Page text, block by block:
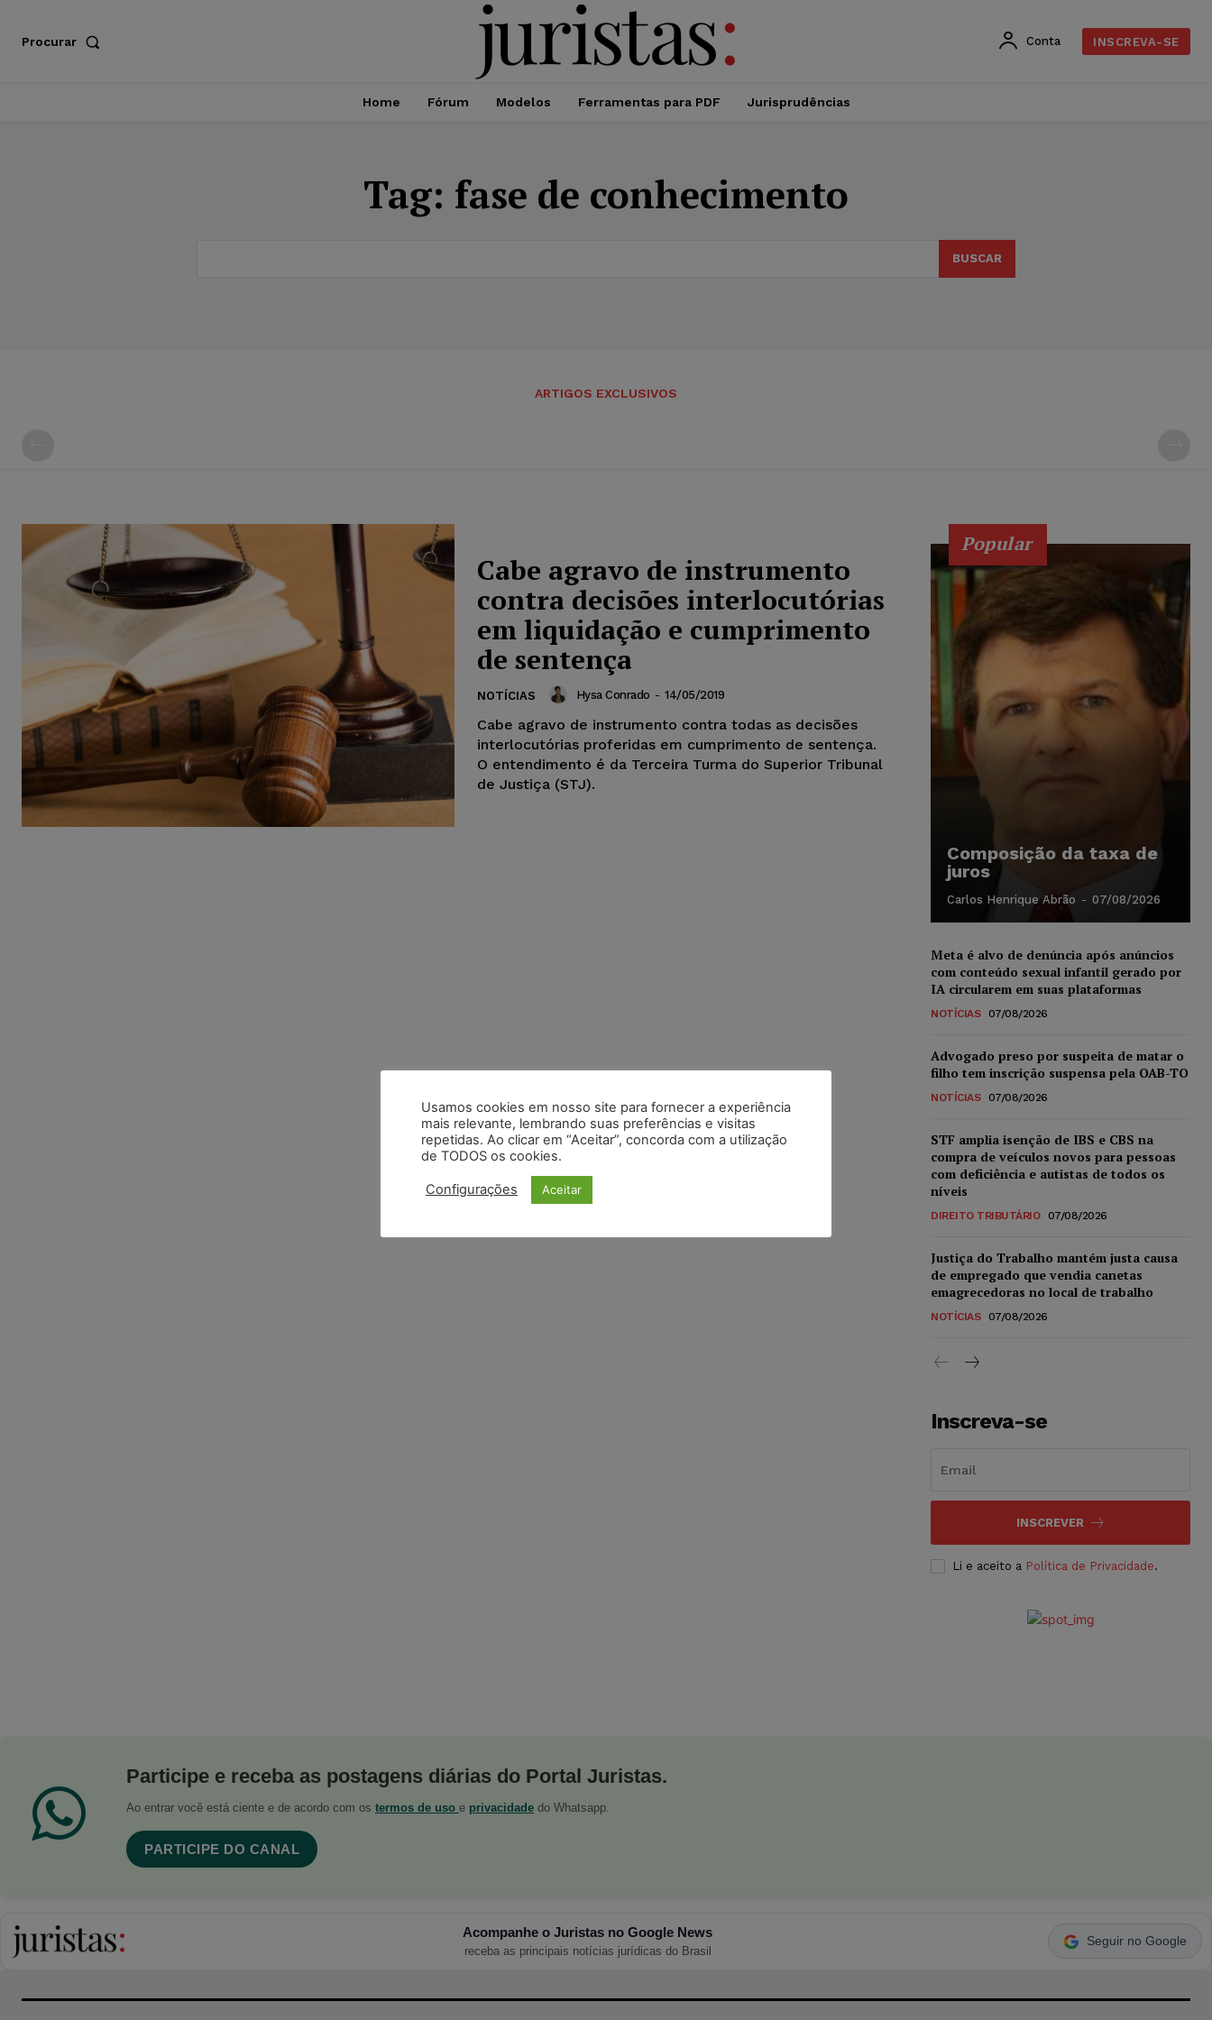
Procurar Conta INSCREVA-SE
Home Fórum Modelos Ferramentas para PDF Jurisprudências
Tag: fase de conhecimento
BUSCAR
ARTIGOS EXCLUSIVOS
Cabe agravo de instrumento
contra decisões interlocutórias
em liquidação e cumprimento
de sentença
NOTÍCIAS Hysa Conrado - 14/05/2019
Cabe agravo de instrumento contra todas as decisões
interlocutórias proferidas em cumprimento de sentença.
O entendimento é da Terceira Turma do Superior Tribunal
de Justiça (STJ).
Popular
Composição da taxa de
juros
Carlos Henrique Abrão - 07/08/2026
Meta é alvo de denúncia após anúncios
com conteúdo sexual infantil gerado por
IA circularem em suas plataformas
NOTÍCIAS 07/08/2026
Advogado preso por suspeita de matar o
filho tem inscrição suspensa pela OAB-TO
NOTÍCIAS 07/08/2026
STF amplia isenção de IBS e CBS na
compra de veículos novos para pessoas
com deficiência e autistas de todos os
níveis
DIREITO TRIBUTÁRIO 07/08/2026
Justiça do Trabalho mantém justa causa
de empregado que vendia canetas
emagrecedoras no local de trabalho
NOTÍCIAS 07/08/2026
Inscreva-se
INSCREVER
Li e aceito a Política de Privacidade.
Participe e receba as postagens diárias do Portal Juristas.
Ao entrar você está ciente e de acordo com os termos de uso e privacidade do Whatsapp.
PARTICIPE DO CANAL
Acompanhe o Juristas no Google News
receba as principais notícias jurídicas do Brasil
Seguir no Google
Usamos cookies em nosso site para fornecer a experiência
mais relevante, lembrando suas preferências e visitas
repetidas. Ao clicar em “Aceitar”, concorda com a utilização
de TODOS os cookies.
Configurações Aceitar